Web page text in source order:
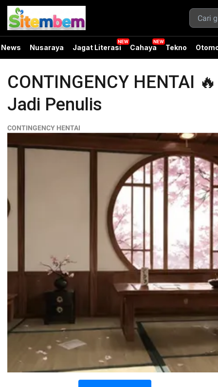
News Nusaraya Jagat Literasi Cahaya Tekno
CONTINGENCY HENTAI
Jadi Penulis
CONTINGENCY HENTAI